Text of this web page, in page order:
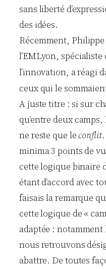
sans liberté
des idées.
Récemment,
l’EMLyon,
l’innovation, a réagi
ceux qui le
A juste titre : si sur
qu’entre deux camps,
ne reste que le conflit
minima 3 points de
cette logique binaire
étant d’accord avec
faisais la remarque
cette logique de «
adaptée :
nous retrouvons
abattre. De toutes